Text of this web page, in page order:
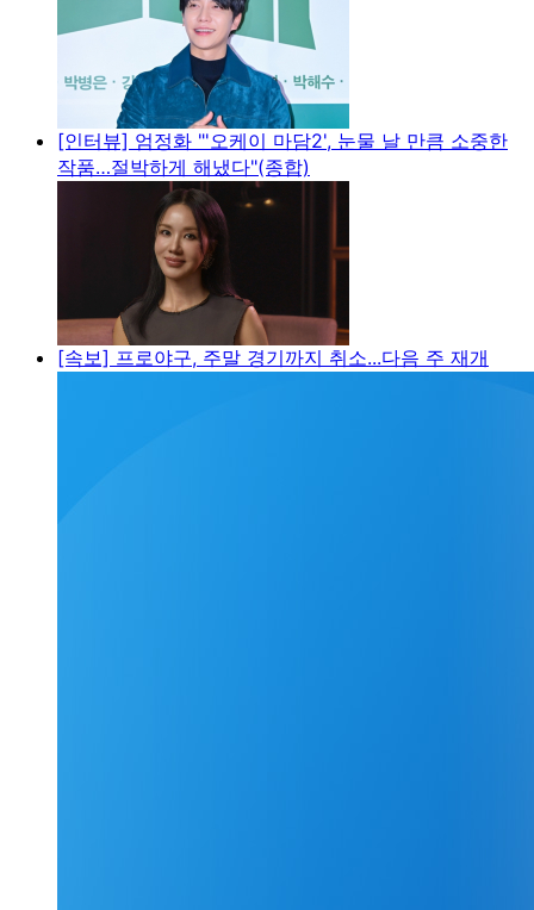
[인터뷰] 엄정화 "'오케이 마담2', 눈물 날 만큼 소중한
작품…절박하게 해냈다"(종합)
[속보] 프로야구, 주말 경기까지 취소...다음 주 재개